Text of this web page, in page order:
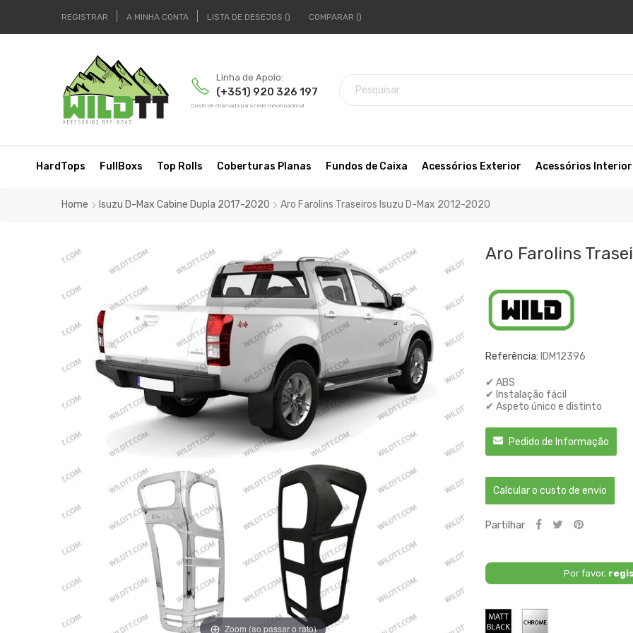
REGISTRAR A MINHA CONTA LISTA DE DESEJOS COMPARAR
Linha de Apoio:
(+351) 920 326 197
Custo de chamada para rede móvel nacional
HardTops FullBoxs Top Rolls Coberturas Planas Fundos de Caixa Acessórios Exterior Acessórios Interior
Home Isuzu D-Max Cabine Dupla 2017-2020 Aro Farolins Traseiros Isuzu D-Max 2012-2020
Zoom (ao passar o rato)
Aro Farolins
Referência: IDM12396
✔ ABS
✔ Instalação fácil
✔ Aspeto único e distinto
Pedido de Informação
Calcular o custo de envio
Partilhar
Por favor,
Fosco